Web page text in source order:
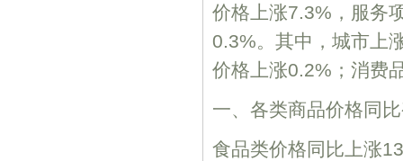
价格上涨7.3%，服务
0.3%。其中，城市上
价格上涨0.2%；消费
一、各类商品价格同
食品类价格同比上涨